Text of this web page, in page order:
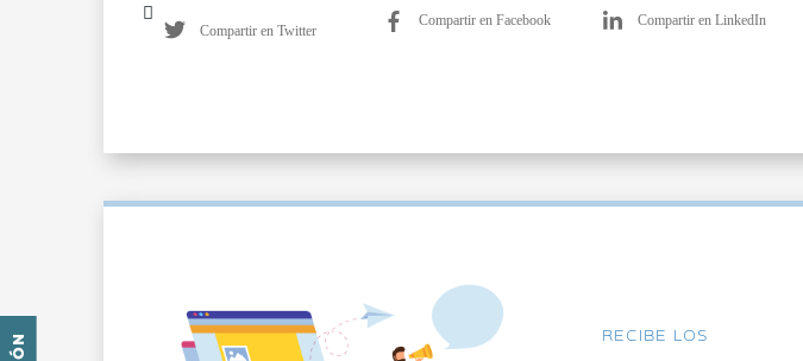
Compartir en Twitter
Compartir en Facebook Compartir en LinkedIn
RECIBE LOS